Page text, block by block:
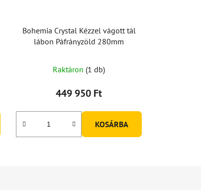
Bohemia Crystal Kézzel vágott tál
lábon Páfrányzöld 280mm
Raktáron (1 db)
449 950 Ft
KOSÁRBA